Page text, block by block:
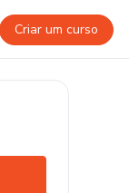
Criar um curso